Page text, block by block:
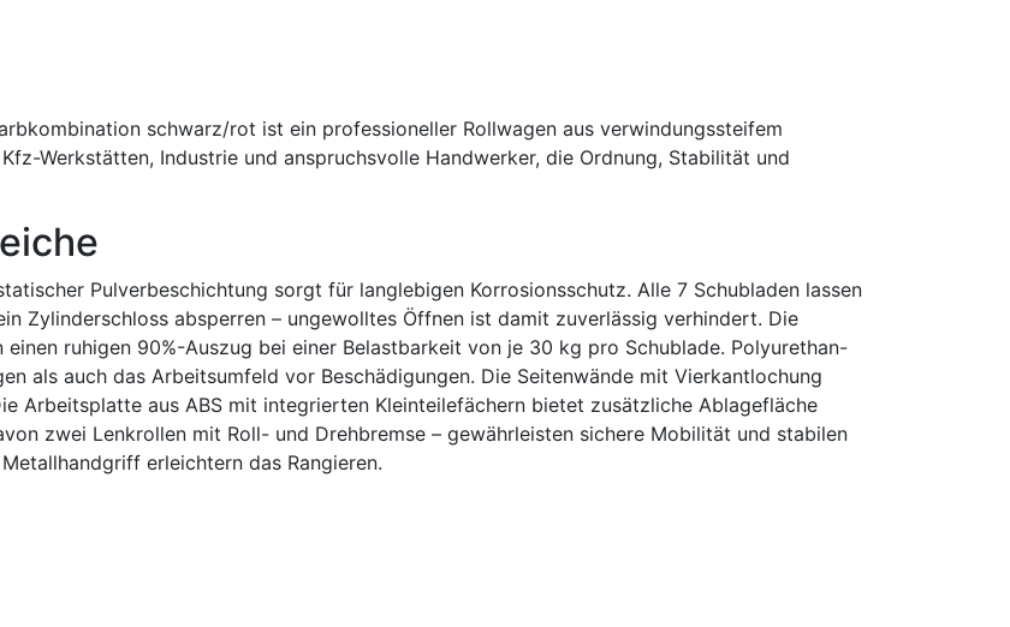
schwarz/rot ist ein professioneller Rollwagen aus verwindungssteifem
Werkstätten, Industrie und anspruchsvolle Handwerker, die Ordnung, Stabilität und
Pulverbeschichtung sorgt für langlebigen Korrosionsschutz. Alle 7 Schubladen lassen
Zylinderschloss absperren – ungewolltes Öffnen ist damit zuverlässig verhindert. Die
ruhigen 90%-Auszug bei einer Belastbarkeit von je 30 kg pro Schublade. Polyurethan-
als auch das Arbeitsumfeld vor Beschädigungen. Die Seitenwände mit Vierkantlochung
Arbeitsplatte aus ABS mit integrierten Kleinteilefächern bietet zusätzliche Ablagefläche
zwei Lenkrollen mit Roll- und Drehbremse – gewährleisten sichere Mobilität und stabilen
erleichtern das Rangieren.